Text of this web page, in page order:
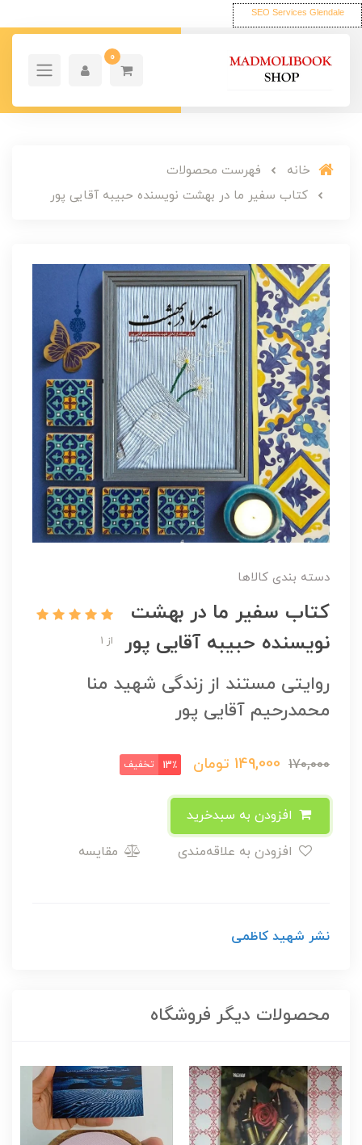
SEO Services Glendale
0
خانه
فهرست محصولات
کتاب سفیر ما در بهشت نویسنده حبیبه آقایی پور
دسته بندی کالاها
کتاب سفیر ما در بهشت
نویسنده حبیبه آقایی پور
از 1
روایتی مستند از زندگی شهید منا
محمدرحیم آقایی پور
170,000
149,000 تومان 13٪ تخفیف
مقایسه
نشر شهید کاظمی
محصولات دیگر فروشگاه